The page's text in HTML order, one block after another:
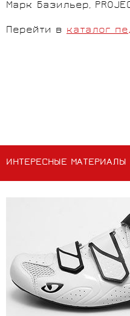
Марк Базильер,
Перейти в каталог
ИНТЕРЕСНЫЕ МАТЕРИАЛЫ